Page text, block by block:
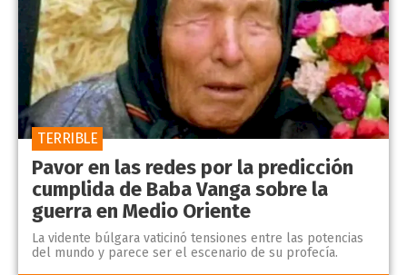
Pavor en las redes por la predicción
cumplida de Baba Vanga sobre la
guerra en Medio Oriente
La vidente búlgara vaticinó tensiones entre las potencias
del mundo y parece ser el escenario de su profecía.
TERRIBLE